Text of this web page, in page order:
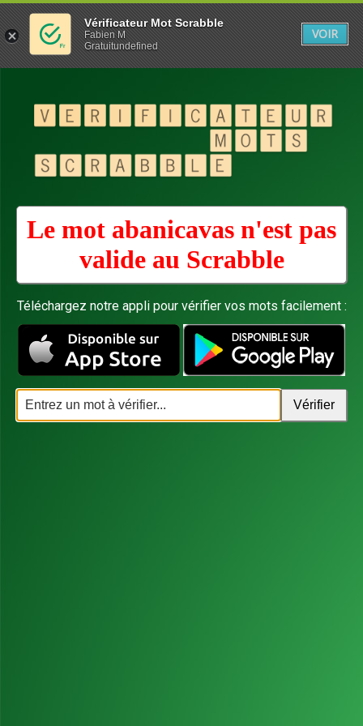
Le mot abanicavas n'est pas
valide au Scrabble
Téléchargez notre appli pour vérifier vos mots facilement :
Vérificateur Mot Scrabble
Fabien M
Gratuitundefined
VOIR